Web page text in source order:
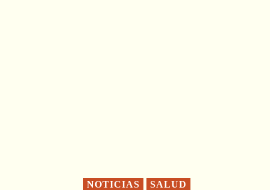
NOTICIAS SALUD